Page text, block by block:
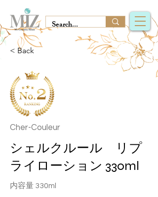
< Back
Cher-Couleur
シェルクルール リプ
ライローション 330ml
内容量 330ml